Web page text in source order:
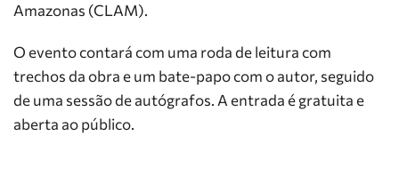
Amazonas (CLAM).
O evento contará com uma roda de leitura com
trechos da obra e um bate-papo com o autor, seguido
de uma sessão de autógrafos. A entrada é gratuita e
aberta ao público.